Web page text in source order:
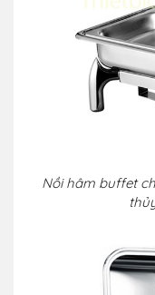
Nồi hâm buffet